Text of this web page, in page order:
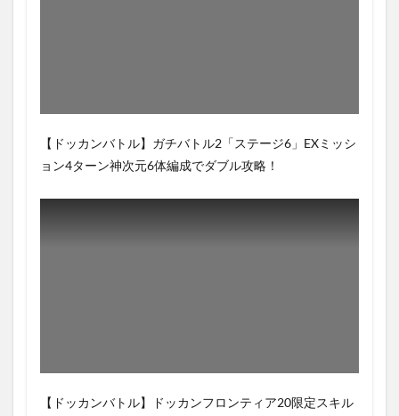
【ドッカンバトル】ガチバトル2「ステージ6」EXミッシ
ョン4ターン神次元6体編成でダブル攻略！
【ドッカンバトル】ドッカンフロンティア20限定スキル